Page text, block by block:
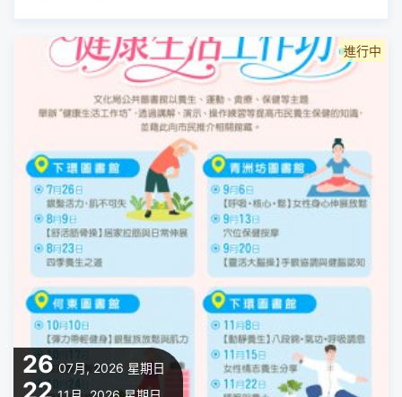
26 07月, 2026 星期日
22
進行中